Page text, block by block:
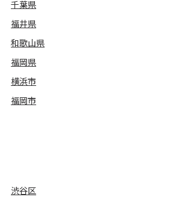
千葉県
福井県
和歌山県
福岡県
横浜市
福岡市
渋谷区